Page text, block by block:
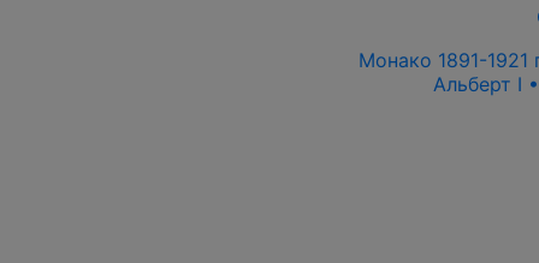
Монако 1891-1921
Альберт I